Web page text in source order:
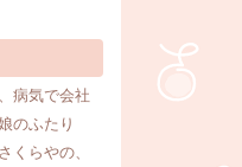
病気で会社
のふたり
くらやの、